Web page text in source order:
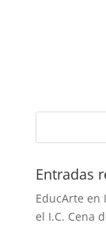
Entradas
EducArte en
el I.C. Cena